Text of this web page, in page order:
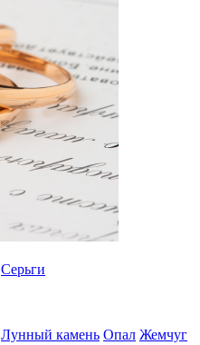
Серьги
Лунный камень Опал Жемчуг